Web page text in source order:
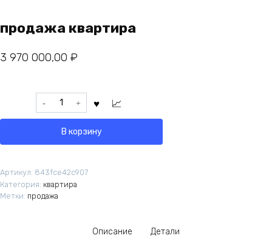
продажа квартира
3 970 000,00 ₽
В корзину
Артикул: 843fce42c907
Категория: квартира
Метки: продажа
Описание Детали